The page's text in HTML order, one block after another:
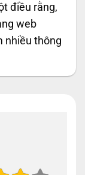
điều rằng,
web
nhiều thông